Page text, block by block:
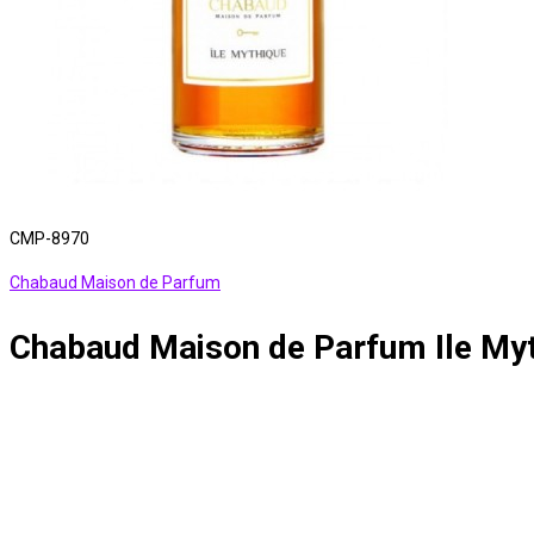
CMP-8970
Chabaud Maison de Parfum
Chabaud Maison de Parfum Ile